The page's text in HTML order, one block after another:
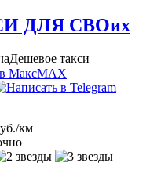
ДЛЯ СВОих
Дешевое такси
MAX
км